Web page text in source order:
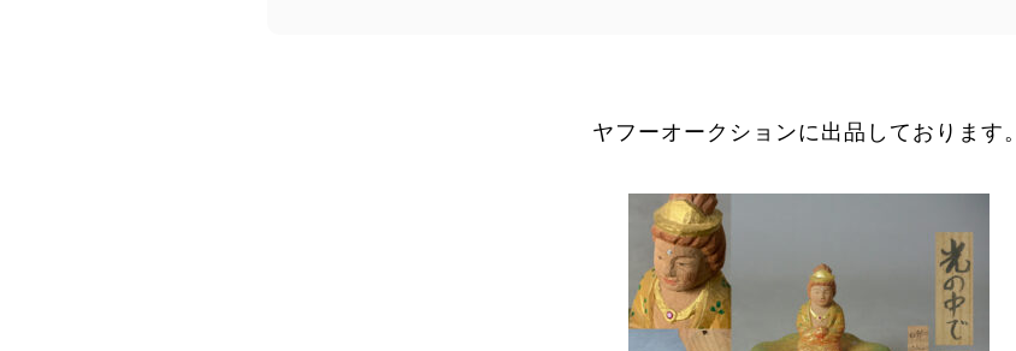
ヤフーオークションに出品しております。